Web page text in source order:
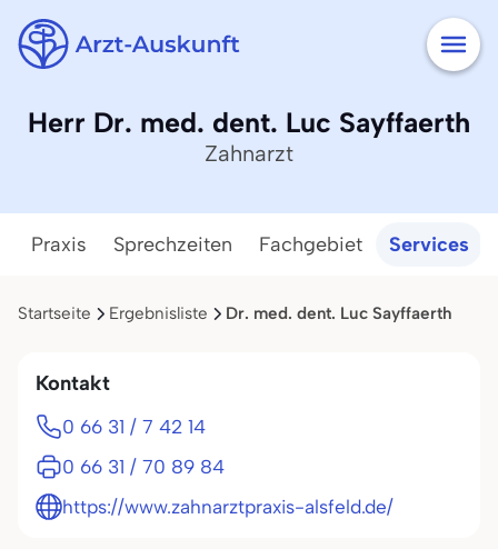
Herr Dr. med. dent. Luc Sayffaerth
Zahnarzt
Praxis Sprechzeiten Fachgebiet Services
Startseite Ergebnisliste Dr. med. dent. Luc Sayffaerth
Kontakt
0 66 31 / 7 42 14
0 66 31 / 70 89 84
https://www.zahnarztpraxis-alsfeld.de/